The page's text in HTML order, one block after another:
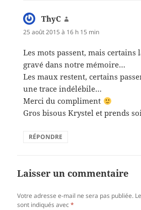
ThyC
25 août 2015 à 16 h 15 min
Les mots passent, mais certains
gravé dans notre mémoire…
Les maux restent, certains
une trace indélébile…
Merci du compliment
Gros bisous Krystel et prends
RÉPONDRE
Laisser un commentaire
Votre adresse e-mail ne sera pas publiée.
sont indiqués avec*